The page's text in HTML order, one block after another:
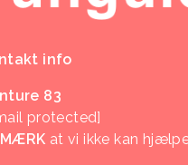
info
83
protected]
at vi ikke kan